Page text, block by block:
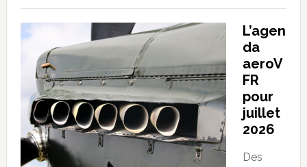
L’agen
da
aeroV
FR
pour
juillet
2026
Des